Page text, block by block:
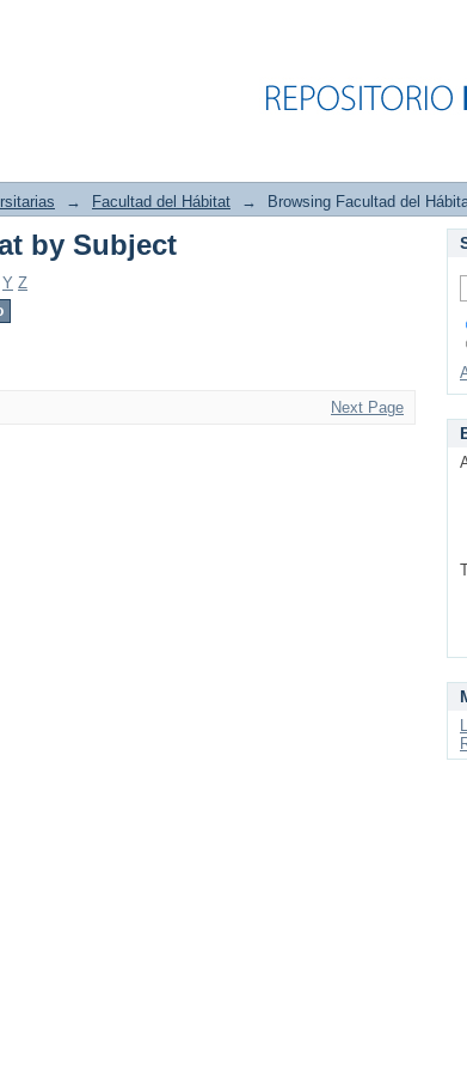
by Subject
→ Facultad del Hábitat → Browsing Facultad del
by Subject
Y Z
Next Page